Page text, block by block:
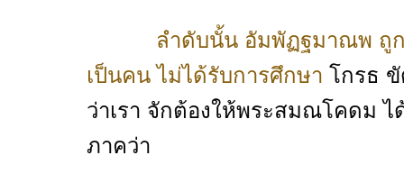
ลำดับนั้น อัมพัฏฐมาณพ ถู
เป็นคน ไม่ได้รับการศึกษา โกรธ
ว่าเรา จักต้องให้พระสมณโคดม
ภาคว่า